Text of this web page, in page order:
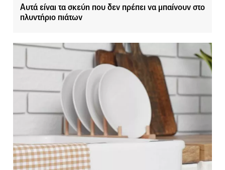
Αυτά είναι τα σκεύη που δεν πρέπει να μπαίνουν στο
πλυντήριο πιάτων